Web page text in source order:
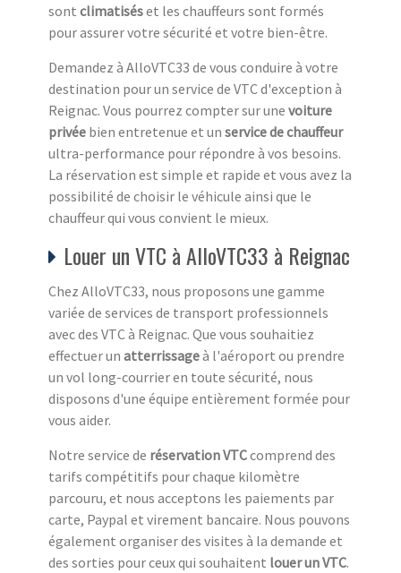
sont climatiséset les chauffeurs sont formés
pour assurer votre sécurité et votre bien-être.
Demandez à AlloVTC33 de vous conduire à votre
destination pour un service de VTC d'exception à
Reignac. Vous pourrez compter sur une voiture
privée bien entretenue et un service de chauffeur
ultra-performance pour répondre à vos besoins.
La réservation est simple et rapide et vous avez la
possibilité de choisir le véhicule ainsi que le
chauffeur qui vous convient le mieux.
Louer un VTC à AlloVTC33 à Reignac
Chez AlloVTC33, nous proposons une gamme
variée de services de transport professionnels
avec des VTC à Reignac. Que vous souhaitiez
effectuer un atterrissageà l'aéroport ou prendre
un vol long-courrier en toute sécurité, nous
disposons d'une équipe entièrement formée pour
vous aider.
Notre service de réservation VTCcomprend des
tarifs compétitifs pour chaque kilomètre
parcouru, et nous acceptons les paiements par
carte, Paypal et virement bancaire. Nous pouvons
également organiser des visites à la demande et
des sorties pour ceux qui souhaitent louer un VTC.